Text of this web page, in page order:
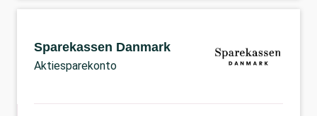
Sparekassen Danmark
Aktiesparekonto